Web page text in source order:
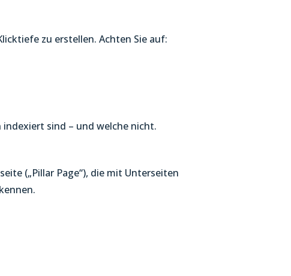
zu erstellen. Achten Sie auf:
indexiert sind – und welche nicht.
(„Pillar Page“), die mit Unterseiten